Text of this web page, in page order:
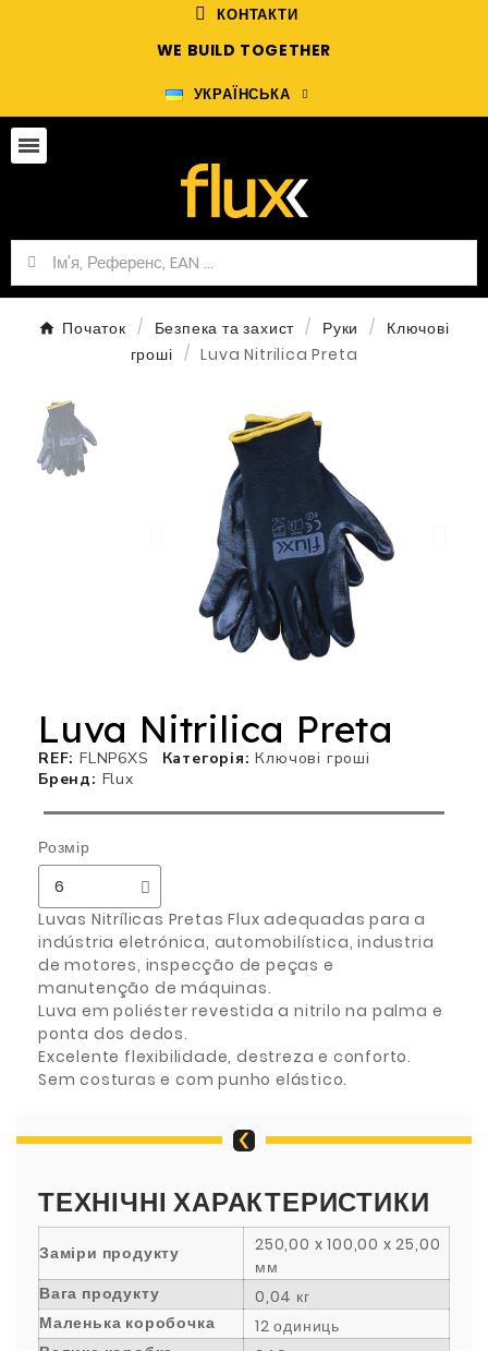
КОНТАКТИ
WE BUILD TOGETHER
УКРАЇНСЬКА
Початок Безпека та захист Руки
Ключові
гроші
Luva Nitrilica Preta
Luva Nitrilica Preta
REF FLNP6XS Категорія
Ключові гроші
Бренд
Flux
Розмір
Luvas Nitrílicas Pretas Flux adequadas para a
indústria eletrónica, automobilística, industria
de motores, inspecção de peças e
manutenção de máquinas.
Luva em poliéster revestida a nitrilo na palma e
ponta dos dedos.
Excelente flexibilidade, destreza e conforto.
Sem costuras e com punho elástico.
ТЕХНІЧНІ ХАРАКТЕРИСТИКИ
Заміри продукту
250,00 x 100,00 x 25,00
мм
Вага продукту
0,04 кг
Маленька коробочка
12 одиниць